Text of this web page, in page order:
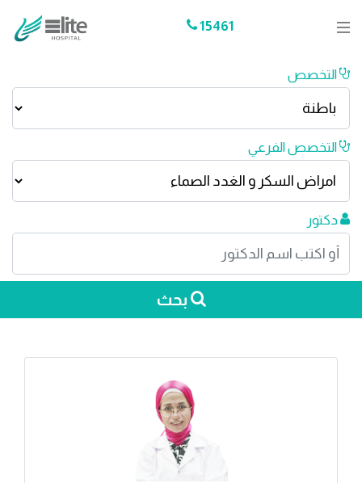
15461
التخصص
التخصص الفرعي
دكتور
بحث